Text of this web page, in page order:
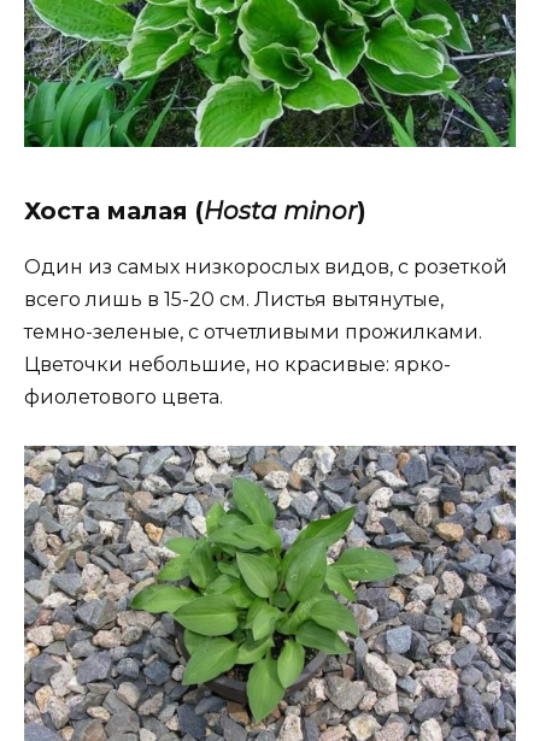
Хоста малая (Hosta minor)
Один из самых низкорослых видов, с розеткой
всего лишь в 15-20 см. Листья вытянутые,
темно-зеленые, с отчетливыми прожилками.
Цветочки небольшие, но красивые: ярко-
фиолетового цвета.